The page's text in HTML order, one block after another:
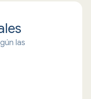
las